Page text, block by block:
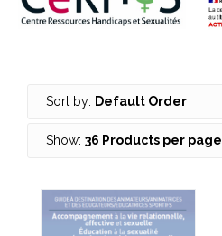
Sort by: Default Order
Show: 36 Products per page